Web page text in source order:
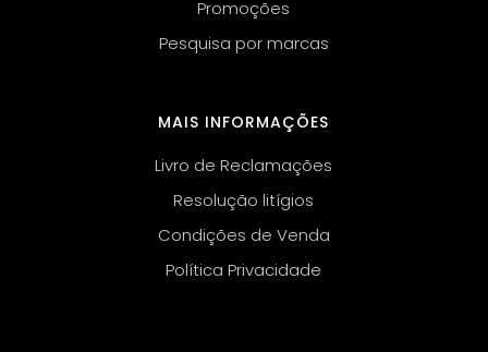
Promoções
Pesquisa por marcas
MAIS INFORMAÇÕES
Livro de Reclamações
Resolução litígios
Condições de Venda
Política Privacidade